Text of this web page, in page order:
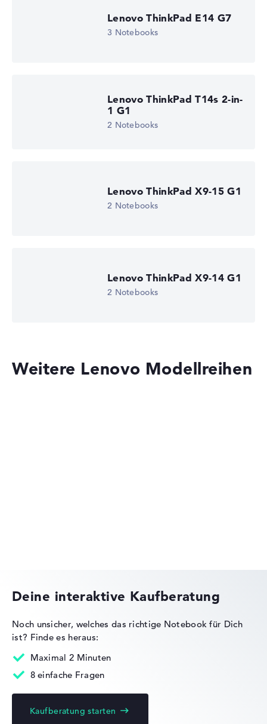
Lenovo ThinkPad E14 G7
3 Notebooks
Lenovo ThinkPad T14s 2-in-
1 G1
2 Notebooks
Lenovo ThinkPad X9-15 G1
2 Notebooks
Lenovo ThinkPad X9-14 G1
2 Notebooks
Weitere Lenovo Modellreihen
Lenovo Yoga
Deine interaktive Kaufberatung
Noch unsicher, welches das richtige Notebook für Dich
ist? Finde es heraus:
Maximal 2 Minuten
8 einfache Fragen
Kaufberatung starten